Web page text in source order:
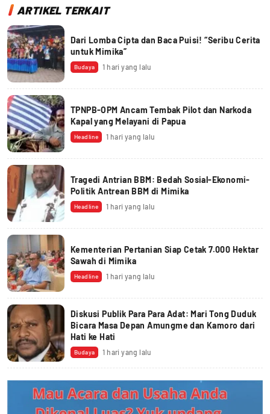
ARTIKEL TERKAIT
Dari Lomba Cipta dan Baca Puisi! “Seribu Cerita
untuk Mimika”
Budaya 1 hari yang lalu
TPNPB-OPM Ancam Tembak Pilot dan Narkoda
Kapal yang Melayani di Papua
Headline 1 hari yang lalu
Tragedi Antrian BBM: Bedah Sosial-Ekonomi-
Politik Antrean BBM di Mimika
Headline 1 hari yang lalu
Kementerian Pertanian Siap Cetak 7.000 Hektar
Sawah di Mimika
Headline 1 hari yang lalu
Diskusi Publik Para Para Adat: Mari Tong Duduk
Bicara Masa Depan Amungme dan Kamoro dari
Hati ke Hati
Budaya 1 hari yang lalu